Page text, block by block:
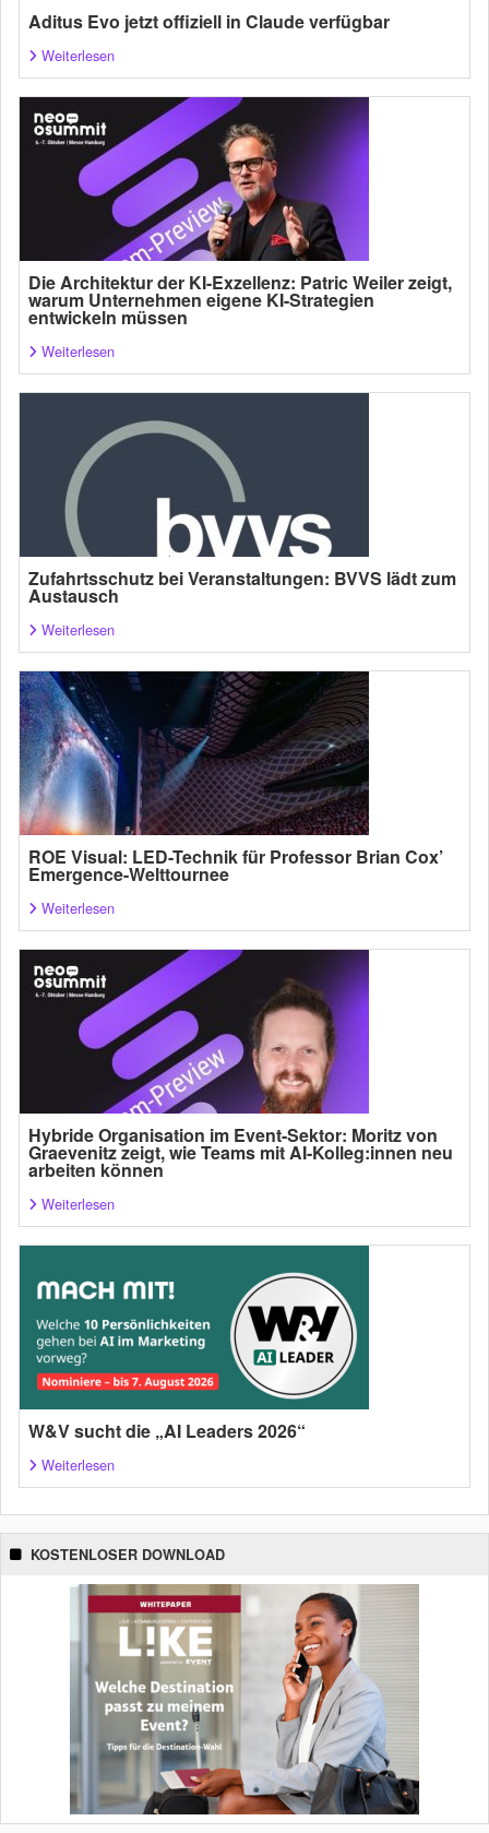
Aditus Evo jetzt offiziell in Claude verfügbar
Weiterlesen
Die Architektur der KI-Exzellenz: Patric Weiler zeigt,
warum Unternehmen eigene KI-Strategien
entwickeln müssen
Weiterlesen
Zufahrtsschutz bei Veranstaltungen: BVVS lädt zum
Austausch
Weiterlesen
ROE Visual: LED-Technik für Professor Brian Cox’
Emergence-Welttournee
Weiterlesen
Hybride Organisation im Event-Sektor: Moritz von
Graevenitz zeigt, wie Teams mit AI-Kolleg:innen neu
arbeiten können
Weiterlesen
W&V sucht die „AI Leaders 2026“
Weiterlesen
KOSTENLOSER DOWNLOAD